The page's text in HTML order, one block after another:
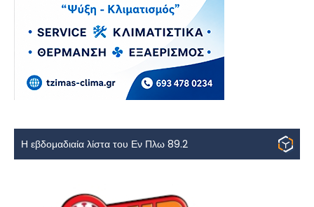
Η εβδομαδιαία λίστα του Εν Πλω 89.2